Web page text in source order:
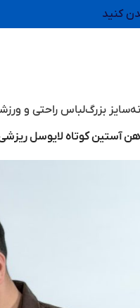
کنید
سایز بزرگلباس راحتی و
آستین کوتاه لایوسل ریزشی رنگ